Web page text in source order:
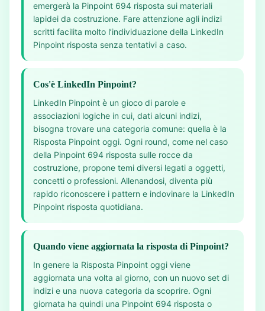
emergerà la Pinpoint 694 risposta sui materiali
lapidei da costruzione. Fare attenzione agli indizi
scritti facilita molto l’individuazione della LinkedIn
Pinpoint risposta senza tentativi a caso.
Cos'è LinkedIn Pinpoint?
LinkedIn Pinpoint è un gioco di parole e
associazioni logiche in cui, dati alcuni indizi,
bisogna trovare una categoria comune: quella è la
Risposta Pinpoint oggi. Ogni round, come nel caso
della Pinpoint 694 risposta sulle rocce da
costruzione, propone temi diversi legati a oggetti,
concetti o professioni. Allenandosi, diventa più
rapido riconoscere i pattern e indovinare la LinkedIn
Pinpoint risposta quotidiana.
Quando viene aggiornata la risposta di Pinpoint?
In genere la Risposta Pinpoint oggi viene
aggiornata una volta al giorno, con un nuovo set di
indizi e una nuova categoria da scoprire. Ogni
giornata ha quindi una Pinpoint 694 risposta o